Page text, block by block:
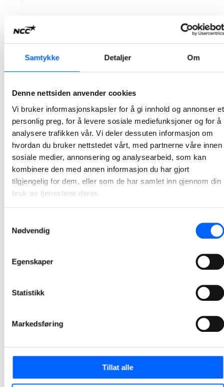
Samtykke Detaljer Om
Denne nettsiden anvender cookies
Vi bruker informasjonskapsler for å gi innhold og annonser et
personlig preg, for å levere sosiale mediefunksjoner og for å
analysere trafikken vår. Vi deler dessuten informasjon om
hvordan du bruker nettstedet vårt, med partnerne våre innen
sosiale medier, annonsering og analysearbeid, som kan
kombinere den med annen informasjon du har gjort
tilgjengelig for dem, eller som de har samlet inn gjennom din
bruk av tjenestene deres.
Nødvendig
Egenskaper
Statistikk
Markedsføring
Tillat alle
NCC Steinmaterialer Norge er ISO-sertifisert
Kundefokus, ledelse og gode interne prosesser ble avgjørende da NCC Steinmaterialer mottok sitt sertifikat for kvalitetsledelse, ISO 9001-2015, nå i juni.
2021-06-17
NCC overleverer nytt Bybaneprosjekt i Bergen
2021-06-09
NCC tildelt kontrakt av Sarpsborg kommune
2021-06-01
Manager, Media Relations Norway, NCC Group